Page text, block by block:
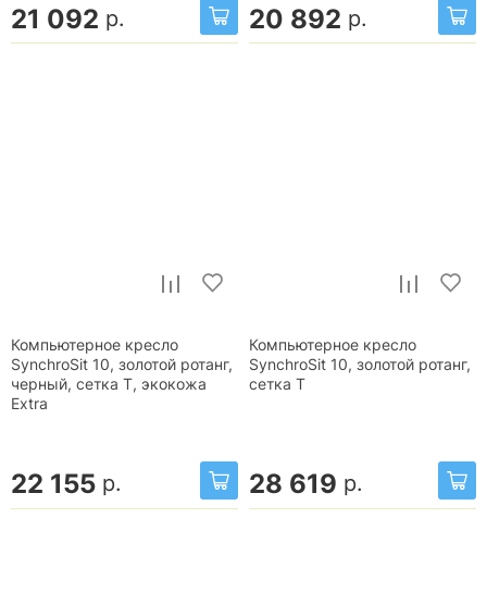
21 092 р. 20 892 р.
Компьютерное кресло
SynchroSit 10, золотой ротанг,
черный, сетка T, экокожа
Extra
22 155 р.
Компьютерное кресло
SynchroSit 10, золотой ротанг,
сетка T
28 619 р.